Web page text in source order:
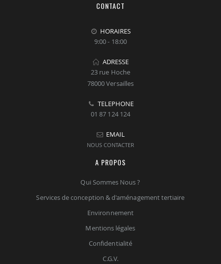
CONTACT
HORAIRES
9:00 - 18:00
ADRESSE
23 rue Hoche
78000 Versailles
TELEPHONE
01 87 124 124
EMAIL
NOUS CONTACTER
A PROPOS
Qui Sommes Nous ?
Services de conception & d'aménagement tertiaire
Environnement
Mentions légales
Confidentialité
C.G.V.